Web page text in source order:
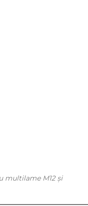
multilame M12 și